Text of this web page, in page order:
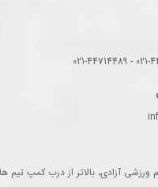
ورزشی آزادی، بالاتر از درب کمپ تیم